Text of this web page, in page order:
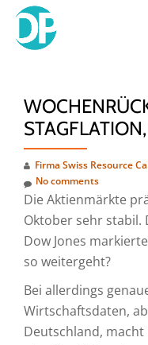
Skip
Firma Swiss Resource
No comments
Die Aktienmärkte
Oktober sehr stabil.
Dow Jones
so weitergeht?
Bei allerdings
Wirtschaftsdaten,
Deutschland, macht